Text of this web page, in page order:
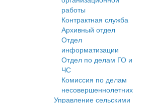
работы
Контрактная служба
Архивный отдел
Отдел
информатизации
Отдел по делам ГО и
ЧС
Комиссия по делам
несовершеннолетних
Управление сельскими